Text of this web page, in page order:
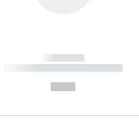
------------
----------- ----------- ----------